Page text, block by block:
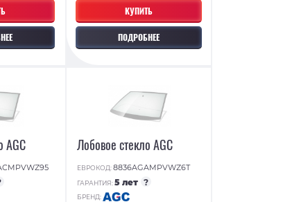
КУПИТЬ
ПОДРОБНЕЕ
AGC Лобовое стекло AGC
ЕВРОКОД:8836AGAMPVWZ6T
ГАРАНТИЯ:5 лет ?
БРЕНД: